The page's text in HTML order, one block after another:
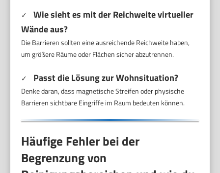
✓
Wie sieht es mit der Reichweite virtueller
Wände aus?
Die Barrieren sollten eine ausreichende Reichweite haben,
um größere Räume oder Flächen sicher abzutrennen.
✓ Passt die Lösung zur Wohnsituation?
Denke daran, dass magnetische Streifen oder physische
Barrieren sichtbare Eingriffe im Raum bedeuten können.
Häufige Fehler bei der
Begrenzung von